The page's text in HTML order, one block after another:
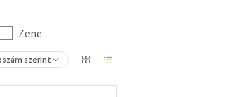
Zene
szerint